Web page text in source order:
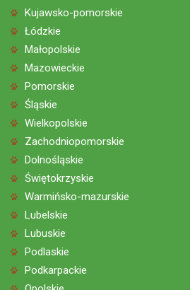
Kujawsko-pomorskie
Łódzkie
Małopolskie
Mazowieckie
Pomorskie
Śląskie
Wielkopolskie
Zachodniopomorskie
Dolnośląskie
Świętokrzyskie
Warmińsko-mazurskie
Lubelskie
Lubuskie
Podlaskie
Podkarpackie